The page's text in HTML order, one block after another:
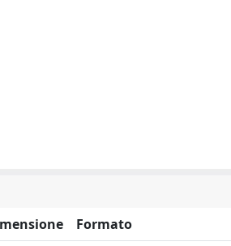
Formato